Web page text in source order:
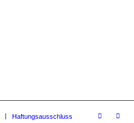
Haftungsausschluss